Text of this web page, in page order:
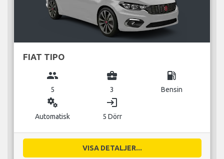
FIAT TIPO
group
5
business_center
3
local_gas_station
Bensin
miscellaneous_services
Automatisk
login
5 Dörr
VISA DETALJER...